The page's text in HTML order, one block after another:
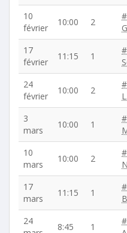
10
février
10:00 2
17
février
11:15 1
24
février
10:00 2
3
mars
10:00 1
10
mars
10:00 2
17
mars
11:15 1
24
8:45 1